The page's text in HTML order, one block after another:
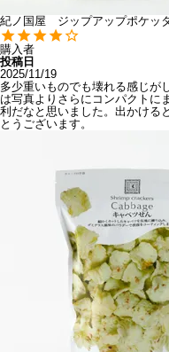
紀ノ国屋 ジップアップポケッ
購入者
投稿日
2025/11/19
多少重いものでも壊れる感じが
は写真よりさらにコンパクトに
利だなと思いました。出かける
とうございます。